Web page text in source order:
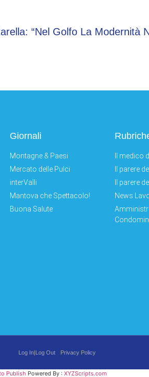
Giornali
Montagne & Paesi
Mercato delle Pulci
interValli
Mantova che Spettacolo!
Buona Salute
Il medico
Il parere
Il parere
News
Log In|Log Out Privacy Policy
Publish Powered By : XYZScripts.com